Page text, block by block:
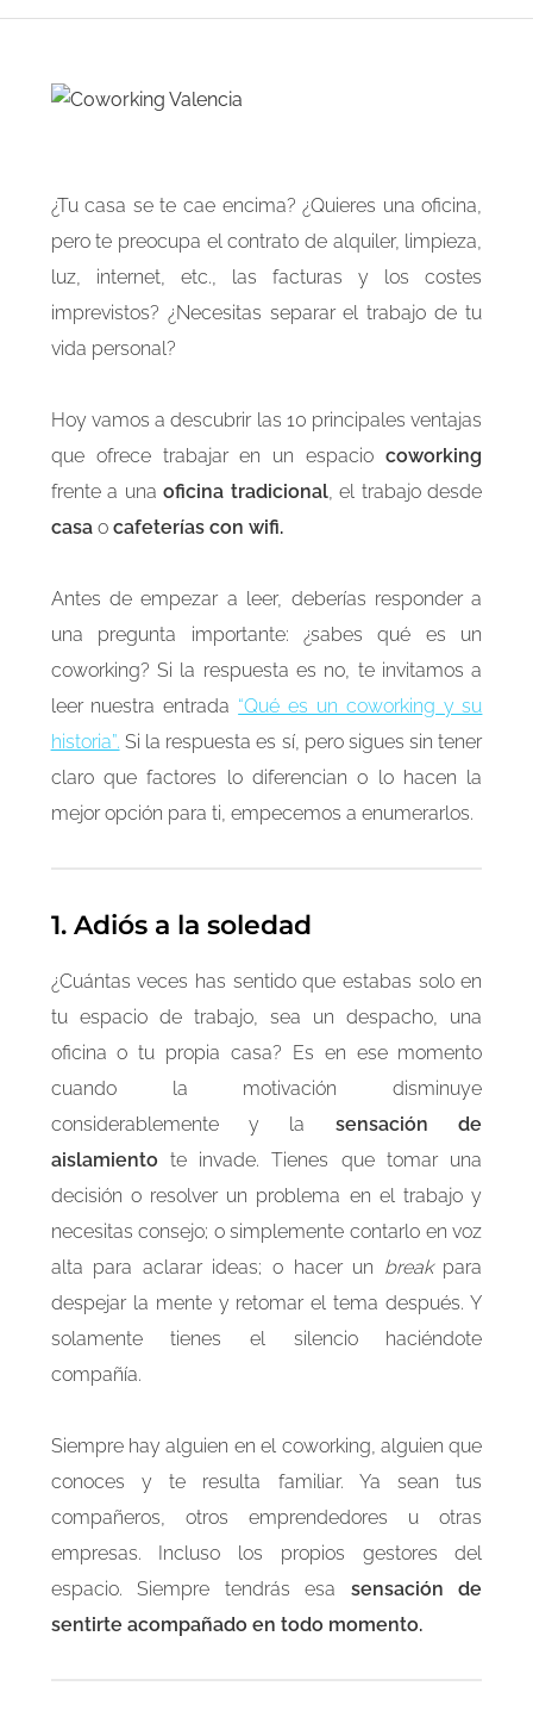
¿Tu casa se te cae encima? ¿Quieres una oficina,
pero te preocupa el contrato de alquiler, limpieza,
luz, internet, etc., las facturas y los costes
imprevistos? ¿Necesitas separar el trabajo de tu
vida personal?
Hoy vamos a descubrir las 10 principales ventajas
que ofrece trabajar en un espaciocoworking
frente a una oficina tradicional, el trabajo desde
casa ocafeterías con wifi.
Antes de empezar a leer, deberías responder a
una pregunta importante: ¿sabes qué es un
coworking? Si la respuesta es no, te invitamos a
leer nuestra entrada “Qué es un coworking y su
historia”. Si la respuesta es sí, pero sigues sin tener
claro que factores lo diferencian o lo hacen la
mejor opción para ti, empecemos a enumerarlos.
1. Adiós a la soledad
¿Cuántas veces has sentido que estabas solo en
tu espacio de trabajo, sea un despacho, una
oficina o tu propia casa? Es en ese momento
cuando la motivación disminuye
considerablemente y la sensación de
aislamiento te invade. Tienes que tomar una
decisión o resolver un problema en el trabajo y
necesitas consejo; o simplemente contarlo en voz
alta para aclarar ideas; o hacer un breakpara
despejar la mente y retomar el tema después. Y
solamente tienes el silencio haciéndote
compañía.
Siempre hay alguien en el coworking, alguien que
conoces y te resulta familiar. Ya sean tus
compañeros, otros emprendedores u otras
empresas. Incluso los propios gestores del
espacio. Siempre tendrás esa sensación de
sentirte acompañado en todo momento.